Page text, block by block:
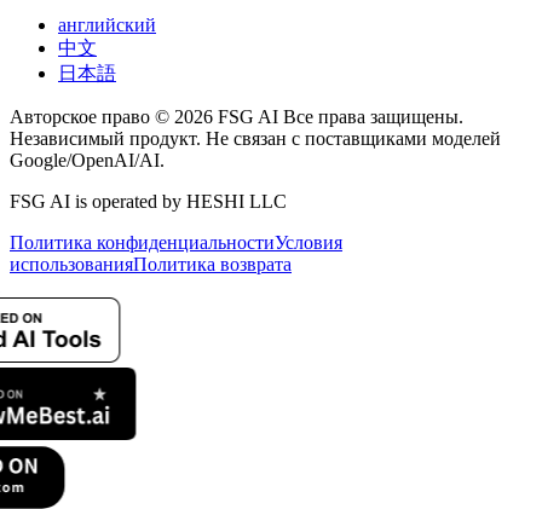
английский
中文
日本語
Авторское право © 2026 FSG AI Все права защищены.
Независимый продукт. Не связан с поставщиками моделей
Google/OpenAI/AI.
FSG AI is operated by HESHI LLC
Политика конфиденциальностиУсловия
использованияПолитика возврата